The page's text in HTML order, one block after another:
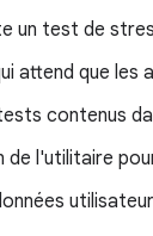
un test de
attend que les
contenus
l'utilitaire